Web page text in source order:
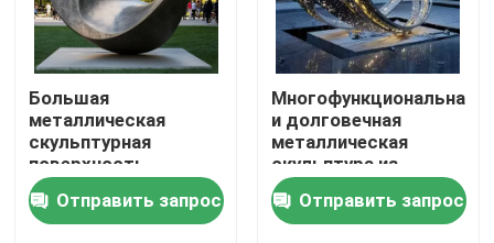
Большая
металлическая
скульптурная
поверхность
абстрактного стиля
Качество и
долговечность для
Отправить запрос
Многофункциональная
и долговечная
металлическая
скульптура из
перьев с огнями,
подходящими для
офисного лобби
Отправить запрос